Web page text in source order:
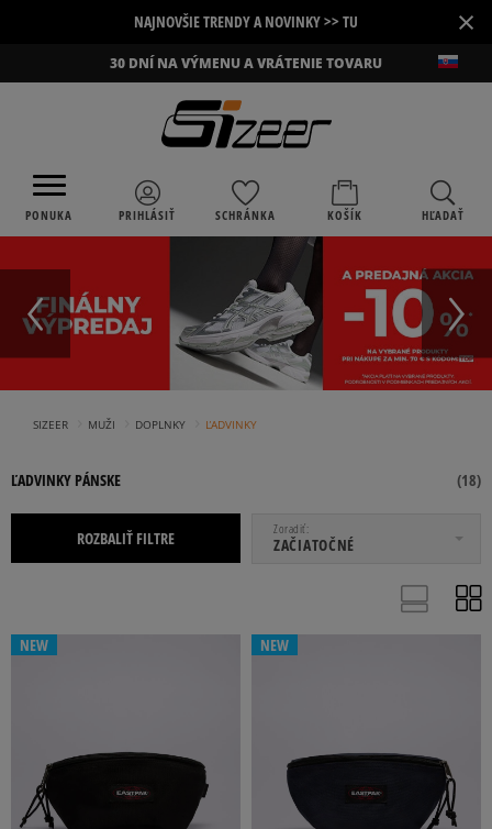
NAJNOVŠIE TRENDY A NOVINKY >> TU ×
30 DNÍ NA VÝMENU A VRÁTENIE TOVARU
PONUKA PRIHLÁSIŤ SCHRÁNKA KOŠÍK HĽADAŤ
SIZEER MUŽI DOPLNKY ĽADVINKY
ĽADVINKY PÁNSKE (18)
ROZBALIŤ FILTRE Zoradiť
ZAČIATOČNÉ
OD DO
NEW NEW